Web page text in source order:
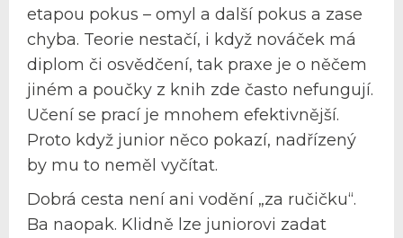
etapou pokus – omyl a další pokus a zase
chyba. Teorie nestačí, i když nováček má
diplom či osvědčení, tak praxe je o něčem
jiném a poučky z knih zde často nefungují.
Učení se prací je mnohem efektivnější.
Proto když junior něco pokazí, nadřízený
by mu to neměl vyčítat.
Dobrá cesta není ani vodění „za ručičku“.
Ba naopak. Klidně lze juniorovi zadat